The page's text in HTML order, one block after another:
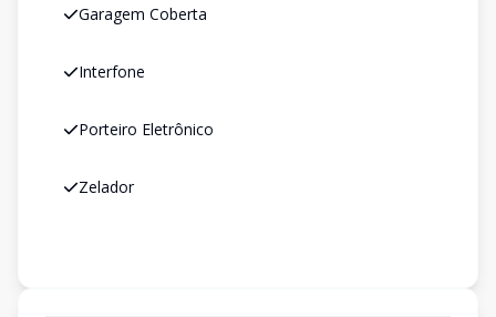
Garagem Coberta
Interfone
Porteiro Eletrônico
Zelador